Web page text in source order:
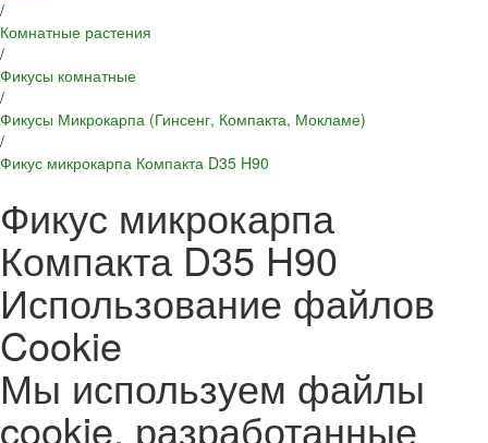
/
Комнатные растения
/
Фикусы комнатные
/
Фикусы Микрокарпа (Гинсенг, Компакта, Мокламе)
/
Фикус микрокарпа Компакта D35 H90
Фикус микрокарпа
Компакта D35 H90
Использование файлов
Cookie
Мы используем файлы
cookie, разработанные